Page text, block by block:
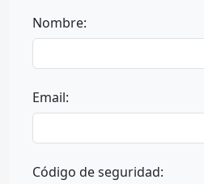
Nombre:
Email:
Código de seguridad: